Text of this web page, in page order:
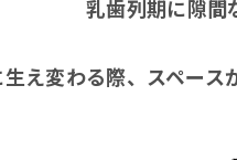
乳歯列期に隙間
え変わる際、スペー